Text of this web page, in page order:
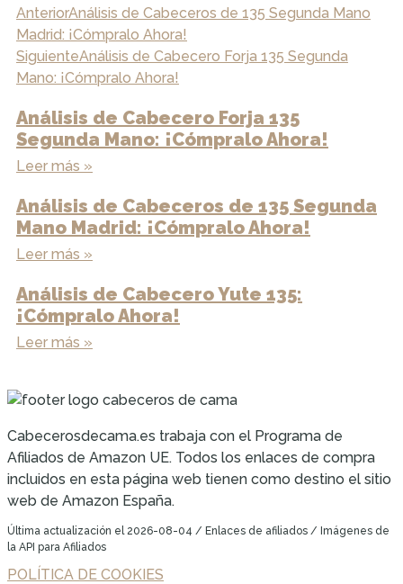
AnteriorAnálisis de Cabeceros de 135 Segunda Mano
Madrid: ¡Cómpralo Ahora!
SiguienteAnálisis de Cabecero Forja 135 Segunda
Mano: ¡Cómpralo Ahora!
Análisis de Cabecero Forja 135
Segunda Mano: ¡Cómpralo Ahora!
Leer más »
Análisis de Cabeceros de 135 Segunda
Mano Madrid: ¡Cómpralo Ahora!
Leer más »
Análisis de Cabecero Yute 135:
¡Cómpralo Ahora!
Leer más »
Cabecerosdecama.es trabaja con el Programa de
Afiliados de Amazon UE. Todos los enlaces de compra
incluidos en esta página web tienen como destino el sitio
web de Amazon España.
Última actualización el 2026-08-04 / Enlaces de afiliados / Imágenes de
la API para Afiliados
POLÍTICA DE COOKIES